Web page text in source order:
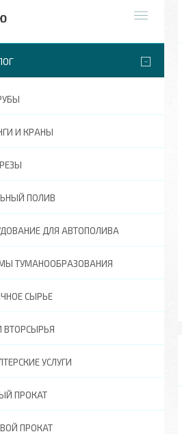
И КРАНЫ
ПОЛИВ
ДЛЯ АВТОПОЛИВА
ТУМАНООБРАЗОВАНИЯ
СЫРЬЕ
ВТОРСЫРЬЯ
УСЛУГИ
ПРОКАТ
ПРОКАТ